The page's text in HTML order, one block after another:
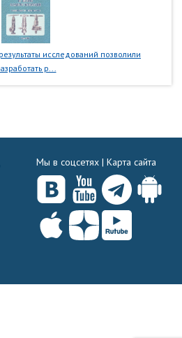
исследований позволили
р...
Мы в соцсетях | Карта сайта